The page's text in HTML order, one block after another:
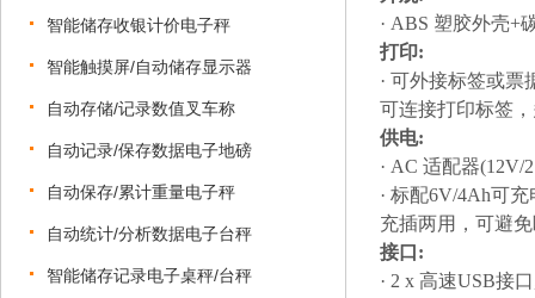
智能储存收银计价电子秤
智能触摸屏/自动储存显示器
自动存储/记录数值叉车称
自动记录/保存数据电子地磅
自动保存/累计重量电子秤
自动统计/分析数据电子台秤
智能储存记录电子桌秤/台秤
· ABS 塑胶外壳+
打印:
· 可外接标签或票
可连接打印标签
供电:
· AC 适配器(12V/
· 标配6V/4Ah可
充插两用，可避
接口 :
· 2 x 高速USB接